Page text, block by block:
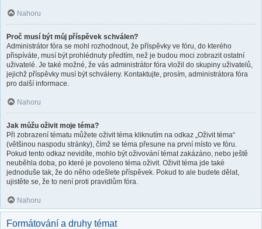
Nahoru
Proč musí být můj příspěvek schválen?
Administrátor fóra se mohl rozhodnout, že příspěvky ve fóru, do kterého
přispíváte, musí být prohlédnuty předtím, než je budou moci zobrazit ostatní
uživatelé. Je také možné, že vás administrátor fóra vložil do skupiny uživatelů,
jejichž příspěvky musí být schváleny. Kontaktujte, prosím, administrátora fóra
pro další informace.
Nahoru
Jak můžu oživit moje téma?
Při zobrazení tématu můžete oživit téma kliknutím na odkaz „Oživit téma“
(většinou naspodu stránky), čímž se téma přesune na první místo ve fóru.
Pokud tento odkaz nevidíte, mohlo být oživování témat zakázáno, nebo ještě
neuběhla doba, po které je povoleno téma oživit. Oživit téma jde také
jednoduše tak, že do něho odešlete příspěvek. Pokud to ale budete dělat,
ujistěte se, že to není proti pravidlům fóra.
Nahoru
Formátování a druhy témat